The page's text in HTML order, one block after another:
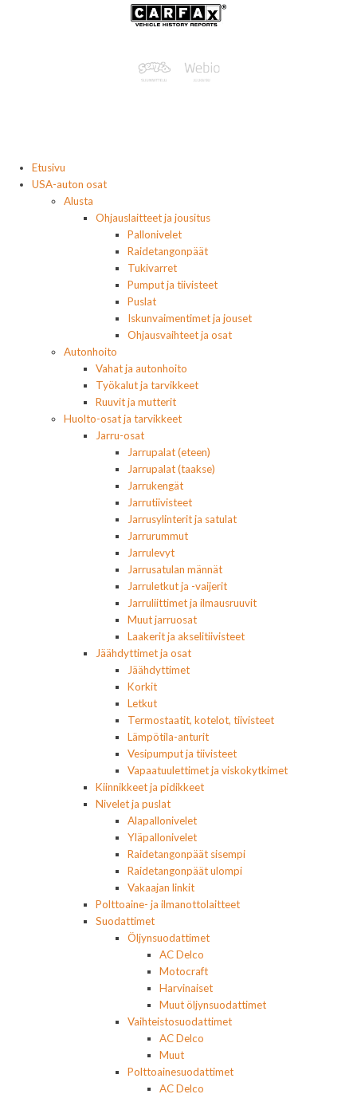
Etusivu
USA-auton osat
Alusta
Ohjauslaitteet ja jousitus
Pallonivelet
Raidetangonpäät
Tukivarret
Pumput ja tiivisteet
Puslat
Iskunvaimentimet ja jouset
Ohjausvaihteet ja osat
Autonhoito
Vahat ja autonhoito
Työkalut ja tarvikkeet
Ruuvit ja mutterit
Huolto-osat ja tarvikkeet
Jarru-osat
Jarrupalat (eteen)
Jarrupalat (taakse)
Jarrukengät
Jarrutiivisteet
Jarrusylinterit ja satulat
Jarrurummut
Jarrulevyt
Jarrusatulan männät
Jarruletkut ja -vaijerit
Jarruliittimet ja ilmausruuvit
Muut jarruosat
Laakerit ja akselitiivisteet
Jäähdyttimet ja osat
Jäähdyttimet
Korkit
Letkut
Termostaatit, kotelot, tiivisteet
Lämpötila-anturit
Vesipumput ja tiivisteet
Vapaatuulettimet ja viskokytkimet
Kiinnikkeet ja pidikkeet
Nivelet ja puslat
Alapallonivelet
Yläpallonivelet
Raidetangonpäät sisempi
Raidetangonpäät ulompi
Vakaajan linkit
Polttoaine- ja ilmanottolaitteet
Suodattimet
Öljynsuodattimet
AC Delco
Motocraft
Harvinaiset
Muut öljynsuodattimet
Vaihteistosuodattimet
AC Delco
Muut
Polttoainesuodattimet
AC Delco